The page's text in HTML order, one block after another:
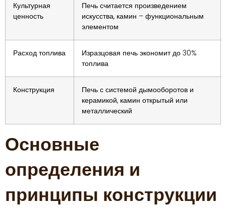
Культурная
ценность
Печь считается произведением
искусства, камин – функциональным
элементом
Расход топлива
Изразцовая печь экономит до 30%
топлива
Конструкция
Печь с системой дымооборотов и
керамикой, камин открытый или
металлический
Основные
определения и
принципы конструкции